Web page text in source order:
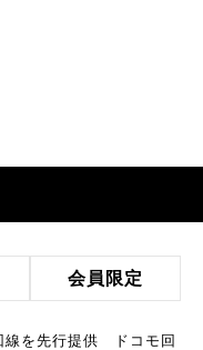
会員限定
線を先行提供 ドコモ回